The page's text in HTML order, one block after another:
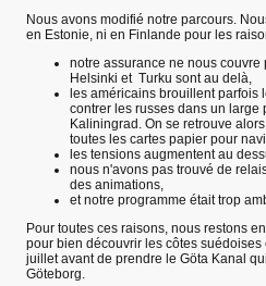
Nous avons modifié notre parcours.
en Estonie, ni en Finlande pour les
notre assurance ne nous couvre
Helsinki et Turku sont au delà,
les américains brouillent parfois
contrer les russes dans un large
Kaliningrad. On se retrouve
toutes les cartes papier pour
les tensions augmentent au
nous n'avons pas trouvé de
des animations,
et notre programme était trop
Pour toutes ces raisons, nous restons
pour bien découvrir les côtes
juillet avant de prendre le Göta Kanal
Göteborg.